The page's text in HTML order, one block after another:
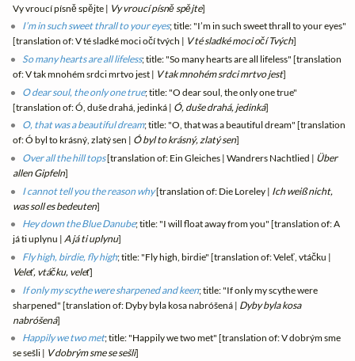
Vy vroucí písně spějte | Vy vroucí písně spějte]
I’m in such sweet thrall to your eyes; title: "I’m in such sweet thrall to your eyes"
[translation of: V té sladké moci očí tvých | V té sladké moci očí Tvých]
So many hearts are all lifeless; title: "So many hearts are all lifeless" [translation
of: V tak mnohém srdci mrtvo jest | V tak mnohém srdci mrtvo jest]
O dear soul, the only one true; title: "O dear soul, the only one true"
[translation of: Ó, duše drahá, jedinká | Ó, duše drahá, jedinká]
O, that was a beautiful dream; title: "O, that was a beautiful dream" [translation
of: Ó byl to krásný, zlatý sen | Ó byl to krásný, zlatý sen]
Over all the hill tops[translation of: Ein Gleiches | Wandrers Nachtlied | Über
allen Gipfeln]
I cannot tell you the reason why[translation of: Die Loreley | Ich weiß nicht,
was soll es bedeuten]
Hey down the Blue Danube; title: "I will float away from you" [translation of: A
já ti uplynu |A já ti uplynu]
Fly high, birdie, fly high; title: "Fly high, birdie" [translation of: Veleť, vtáčku |
Veleť, vtáčku, veleť]
If only my scythe were sharpened and keen; title: "If only my scythe were
sharpened" [translation of: Dyby byla kosa nabróšená | Dyby byla kosa
nabróšená]
Happily we two met; title: "Happily we two met" [translation of: V dobrým sme
se sešli | V dobrým sme se sešli]